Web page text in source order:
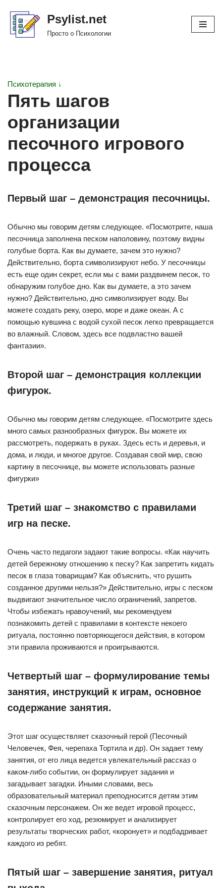
Перейти
Psylist.net
Просто о Психологии
Психотерапия ↓
Пять шагов
организации
песочного игрового
процесса
Первый шаг – демонстрация песочницы.
Обычно мы говорим детям следующее. «Посмотрите, наша
песочница заполнена песком наполовину, поэтому видны
голубые борта. Как вы думаете, зачем это нужно?
Действительно, борта символизируют небо. У песочницы
есть еще один секрет, если мы с вами раздвинем песок, то
обнаружим голубое дно. Как вы думаете, а это зачем
нужно? Действительно, дно символизирует воду. Вы
можете создать реку, озеро, море и даже океан. А с
помощью кувшина с водой сухой песок легко превращается
во влажный. Словом, здесь все подвластно вашей
фантазии».
Второй шаг – демонстрация коллекции
фигурок.
Обычно мы говорим детям следующее. «Посмотрите здесь
много самых разнообразных фигурок. Вы можете их
рассмотреть, подержать в руках. Здесь есть и деревья, и
дома, и люди, и многое другое. Создавая свой мир, свою
картину в песочнице, вы можете использовать разные
фигурки»
Третий шаг – знакомство с правилами
игр на песке.
Очень часто педагоги задают такие вопросы. «Как научить
детей бережному отношению к песку? Как запретить кидать
песок в глаза товарищам? Как объяснить, что рушить
созданное другими нельзя?» Действительно, игры с песком
выдвигают значительное число ограничений, запретов.
Чтобы избежать нравоучений, мы рекомендуем
познакомить детей с правилами в контексте некоего
ритуала, постоянно повторяющегося действия, в котором
эти правила проживаются и проигрываются.
Четвертый шаг – формулирование темы
занятия, инструкций к играм, основное
содержание занятия.
Этот шаг осуществляет сказочный герой (Песочный
Человечек, Фея, черепаха Тортила и др). Он задает тему
занятия, от его лица ведется увлекательный рассказ о
каком-либо событии, он формулирует задания и
загадывает загадки. Иными словами, весь
образовательный материал преподносится детям этим
сказочным персонажем. Он же ведет игровой процесс,
контролирует его ход, резюмирует и анализирует
результаты творческих работ, «коронует» и подбадривает
каждого из ребят.
Пятый шаг – завершение занятия, ритуал